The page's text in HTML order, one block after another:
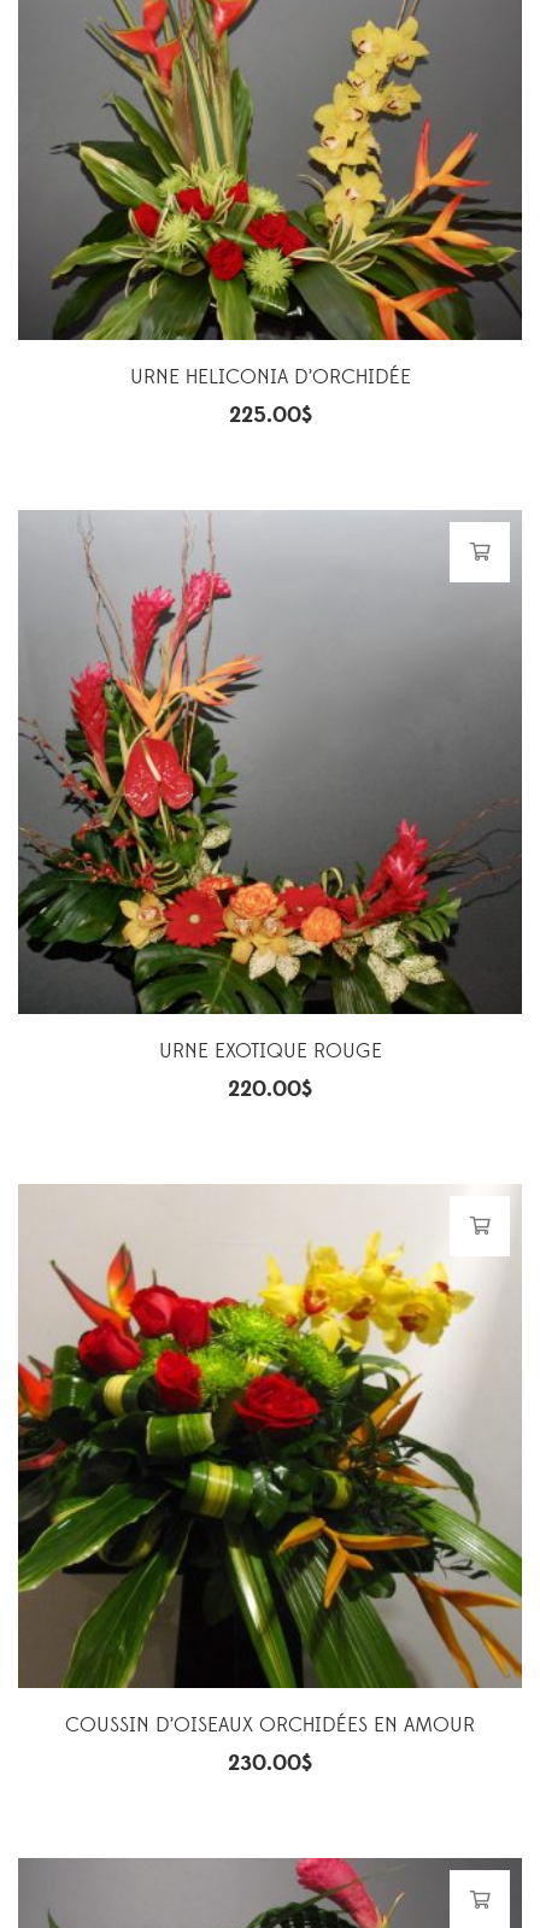
URNE HELICONIA D’ORCHIDÉE
225.00$
URNE EXOTIQUE ROUGE
220.00$
COUSSIN D’OISEAUX ORCHIDÉES EN AMOUR
230.00$